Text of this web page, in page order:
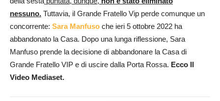
nessuno. Tuttavia, il Grande Fratello Vip perde comunque un
concorrente: Sara Manfuso che ieri 5 ottobre 2022 ha
abbandonato la Casa. Dopo una lunga riflessione, Sara
Manfuso prende la decisione di abbandonare la Casa di
Grande Fratello VIP e di uscire dalla Porta Rossa. Ecco Il
Video Mediaset.